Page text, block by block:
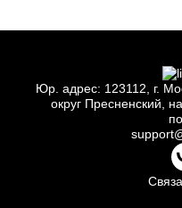
Юр. адрес: 123112, г.
округ Пресненский,